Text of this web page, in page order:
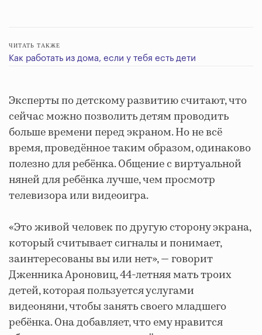
ЧИТАТЬ ТАКЖЕ
Как работать из дома, если у тебя есть дети
Эксперты по детскому развитию считают, что
сейчас можно позволить детям проводить
больше времени перед экраном. Но не всё
время, проведённое таким образом, одинаково
полезно для ребёнка. Общение с виртуальной
няней для ребёнка лучше, чем просмотр
телевизора или видеоигра.
«Это живой человек по другую сторону экрана,
который считывает сигналы и понимает,
заинтересованы вы или нет», — говорит
Дженника Ароновиц, 44-летняя мать троих
детей, которая пользуется услугами
видеоняни, чтобы занять своего младшего
ребёнка. Она добавляет, что ему нравится